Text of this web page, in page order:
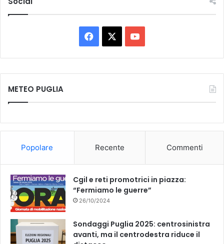
Facebook You
Tube
METEO PUGLIA
Popolare Recente Commenti
Cgil e reti promotrici in piazza:
“Fermiamo le guerre”
26/10/2024
Sondaggi Puglia 2025: centrosinistra
avanti, ma il centrodestra riduce il